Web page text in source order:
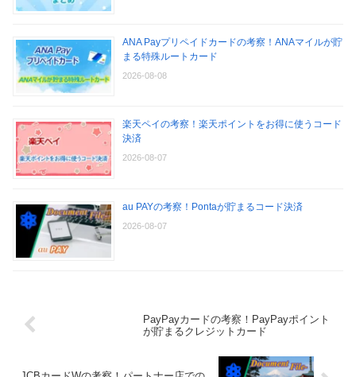
ANA Payプリペイドカードの考察！ANAマイルが貯
まる特殊ルートカード
2026-08-08
楽天ペイの考察！楽天ポイントをお得に使うコード
決済
2026-08-07
au PAYの考察！Pontaが貯まるコード決済
2026-08-07
PayPayカードの考察！PayPayポイント
が貯まるクレジットカード